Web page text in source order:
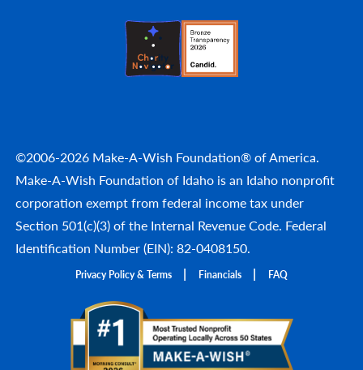
©2006-2026 Make-A-Wish Foundation® of America.
Make-A-Wish Foundation of Idaho is an Idaho nonprofit
corporation exempt from federal income tax under
Section 501(c)(3) of the Internal Revenue Code. Federal
Identification Number (EIN): 82-0408150.
Privacy Policy & Terms Financials FAQ